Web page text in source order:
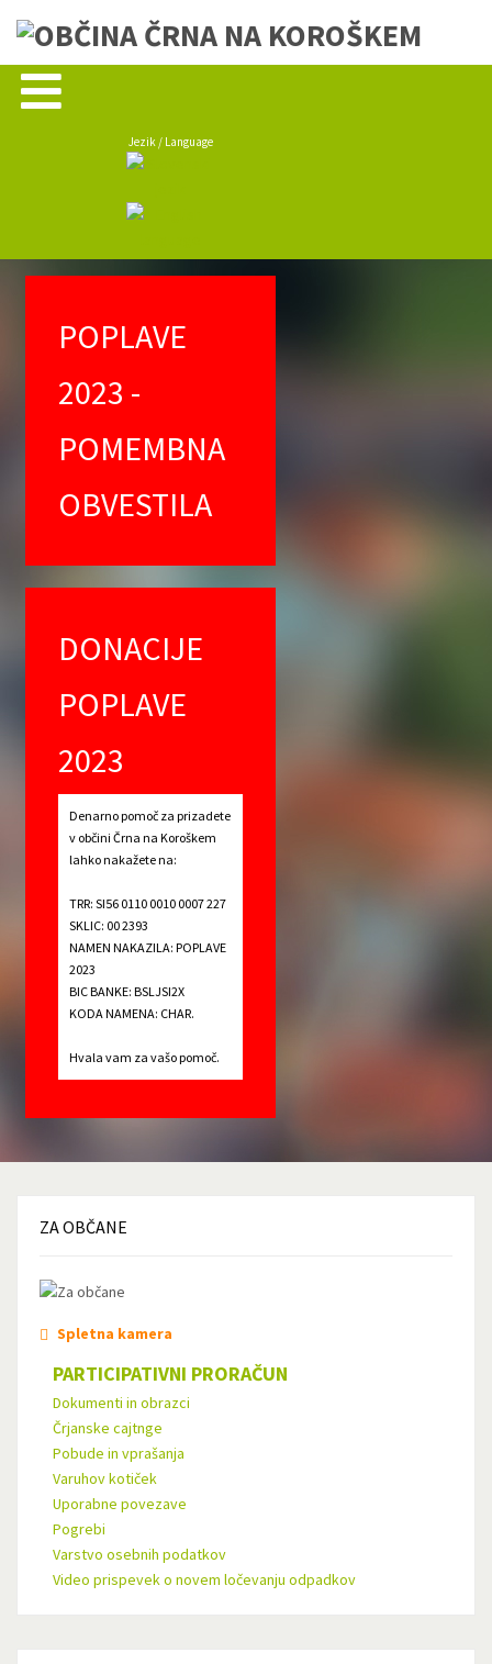
Jezik / Language
POPLAVE
2023 -
POMEMBNA
OBVESTILA
DONACIJE
POPLAVE
2023
Denarno pomoč za prizadete
v občini Črna na Koroškem
lahko nakažete na:
TRR: SI56 0110 0010 0007 227
SKLIC: 00 2393
NAMEN NAKAZILA: POPLAVE
2023
BIC BANKE: BSLJSI2X
KODA NAMENA: CHAR.
Hvala vam za vašo pomoč.
ZAOBČANE
Spletna kamera
PARTICIPATIVNI PRORAČUN
Dokumenti in obrazci
Črjanske cajtnge
Pobude in vprašanja
Varuhov kotiček
Uporabne povezave
Pogrebi
Varstvo osebnih podatkov
Video prispevek o novem ločevanju odpadkov